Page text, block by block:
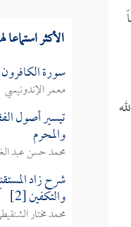
الأكثر استماعا
سورة الكافرون
معمر الإندونيسي
تيسير أصول
والمحرم
محمد حسن عبد
شرح زاد
والتكفين [2]
محمد مختار